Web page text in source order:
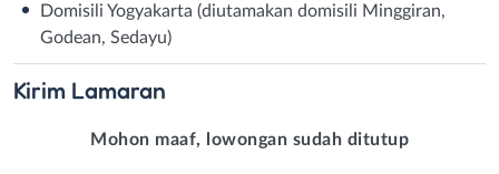
Domisili Yogyakarta (diutamakan domisili Minggiran,
Godean, Sedayu)
Kirim Lamaran
Mohon maaf, lowongan sudah ditutup